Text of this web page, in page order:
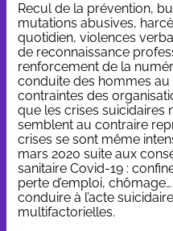
Dans les médias
Contact
Recul de la prévention,
mutations abusives,
quotidien, violences
de reconnaissance
renforcement de la
conduite des hommes
contraintes des
que les crises suicidaires
semblent au contraire
crises se sont même
mars 2020 suite aux
sanitaire Covid-19 :
perte d’emploi,
conduire à l’acte
multifactorielles.